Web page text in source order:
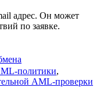
адрес. Он может
по заявке.
политики,
AML-проверки